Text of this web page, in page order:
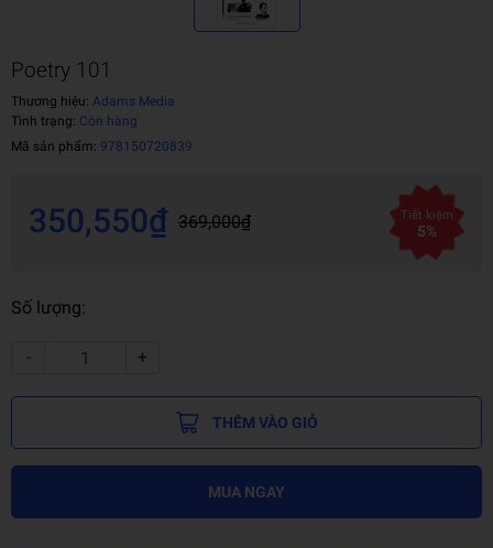
Poetry 101
Thương hiệu: Adams Media
Tình trạng: Còn hàng
Mã sản phẩm: 978150720839
350,550₫ 369,000₫ Tiết kiệm
5%
Số lượng:
- +
THÊM VÀO GIỎ
MUA NGAY